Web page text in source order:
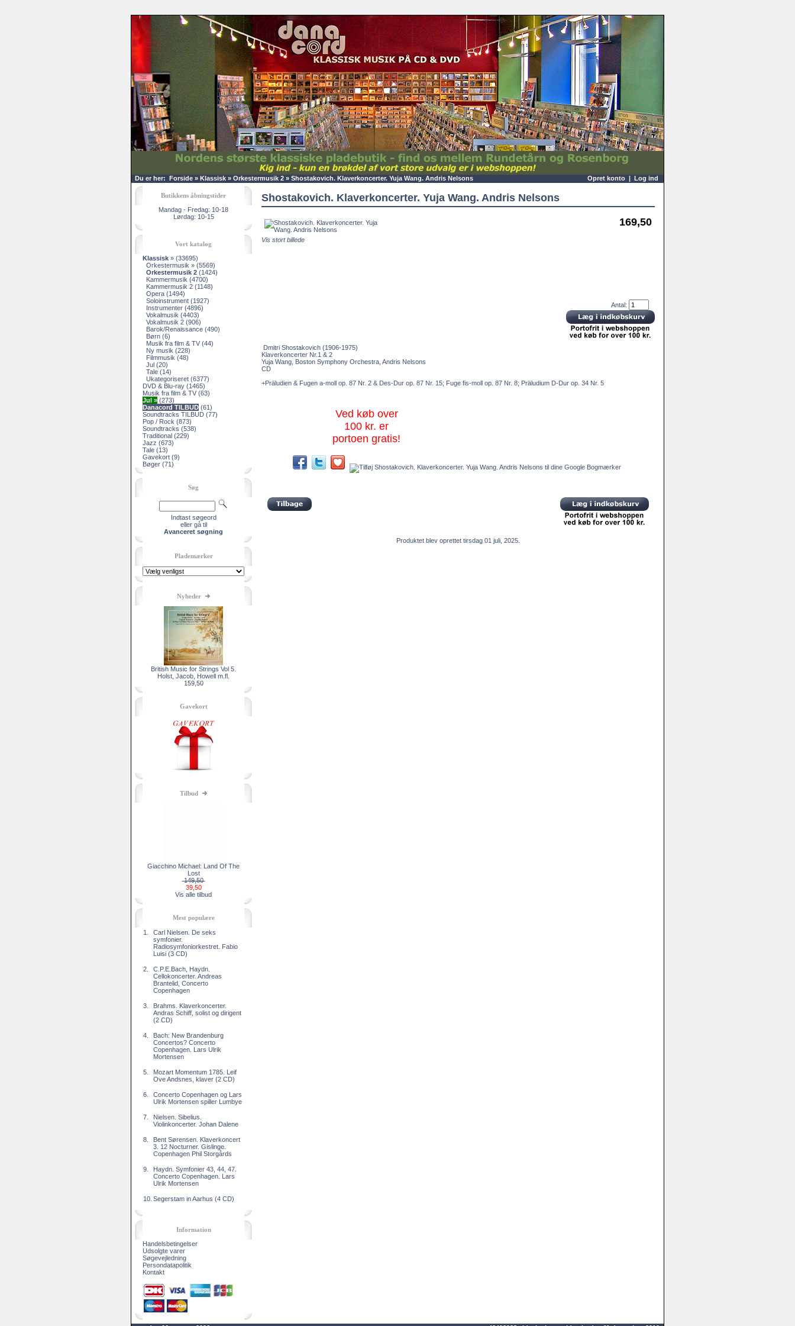
Du er her: Forside » Klassisk » Orkestermusik 2 » Shostakovich. Klaverkoncerter. Yuja Wang. Andris Nelsons Opret konto | Log ind
Butikkens åbningstider
Mandag - Fredag: 10-18
Lørdag: 10-15
Vort katalog
Klassisk » (33695)
Orkestermusik » (5569)
Orkestermusik 2 (1424)
Kammermusik (4700)
Kammermusik 2 (1148)
Opera (1494)
Soloinstrument (1927)
Instrumenter (4896)
Vokalmusik (4403)
Vokalmusik 2 (906)
Barok/Renaissance (490)
Børn (6)
Musik fra film & TV (44)
Ny musik (228)
Filmmusik (48)
Jul (20)
Tale (14)
Ukategoriseret (6377)
DVD & Blu-ray (1465)
Musik fra film & TV (63)
Jul » (273)
Danacord TILBUD (61)
Soundtracks TILBUD (77)
Pop / Rock (873)
Soundtracks (538)
Traditional (229)
Jazz (673)
Tale (13)
Gavekort (9)
Bøger (71)
Søg
Indtast søgeord
eller gå til
Avanceret søgning
Plademærker
Nyheder
British Music for Strings Vol 5.
Holst, Jacob, Howell m.fl.
159,50
Gavekort
Tilbud
Giacchino Michael: Land Of The
Lost
149,50
39,50
Vis alle tilbud
Mest populære
1.
Carl Nielsen. De seks
symfonier.
Radiosymfoniorkestret. Fabio
Luisi (3 CD)
2.
C.P.E.Bach, Haydn.
Cellokoncerter. Andreas
Brantelid, Concerto
Copenhagen
3.
Brahms. Klaverkoncerter.
Andras Schiff, solist og dirigent
(2 CD)
4.
Bach: New Brandenburg
Concertos? Concerto
Copenhagen. Lars Ulrik
Mortensen
5.
Mozart Momentum 1785. Leif
Ove Andsnes, klaver (2 CD)
6.
Concerto Copenhagen og Lars
Ulrik Mortensen spiller Lumbye
7.
Nielsen. Sibelius.
Violinkoncerter. Johan Dalene
8.
Bent Sørensen. Klaverkoncert
3. 12 Nocturner. Gislinge.
Copenhagen Phil Storgårds
9.
Haydn. Symfonier 43, 44, 47.
Concerto Copenhagen. Lars
Ulrik Mortensen
10. Segerstam in Aarhus (4 CD)
Information
Handelsbetingelser
Udsolgte varer
Søgevejledning
Persondatapolitik
Kontakt
Shostakovich. Klaverkoncerter. Yuja Wang. Andris Nelsons
Vis stort billede
169,50
Antal:
Dmitri Shostakovich (1906-1975)
Klaverkoncerter Nr.1 & 2
Yuja Wang, Boston Symphony Orchestra, Andris Nelsons
CD
+Präludien & Fugen a-moll op. 87 Nr. 2 & Des-Dur op. 87 Nr. 15; Fuge fis-moll op. 87 Nr. 8; Präludium D-Dur op. 34 Nr. 5
Ved køb over
100 kr. er
portoen gratis!
Produktet blev oprettet tirsdag 01 juli, 2025.